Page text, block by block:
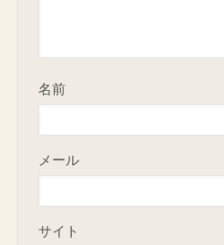
名前
メール
サイト